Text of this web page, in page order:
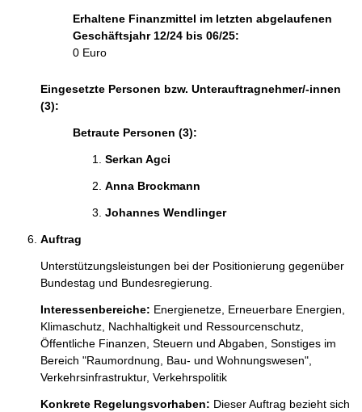
Erhaltene Finanzmittel im letzten abgelaufenen
Geschäftsjahr 12/24 bis 06/25:
0 Euro
Eingesetzte Personen bzw. Unterauftragnehmer/-innen
(3):
Betraute Personen (3):
Serkan Agci
Anna Brockmann
Johannes Wendlinger
Auftrag
Unterstützungsleistungen bei der Positionierung gegenüber
Bundestag und Bundesregierung.
Interessenbereiche: Energienetze, Erneuerbare Energien,
Klimaschutz, Nachhaltigkeit und Ressourcenschutz,
Öffentliche Finanzen, Steuern und Abgaben, Sonstiges im
Bereich "Raumordnung, Bau- und Wohnungswesen",
Verkehrsinfrastruktur, Verkehrspolitik
Konkrete Regelungsvorhaben: Dieser Auftrag bezieht sich